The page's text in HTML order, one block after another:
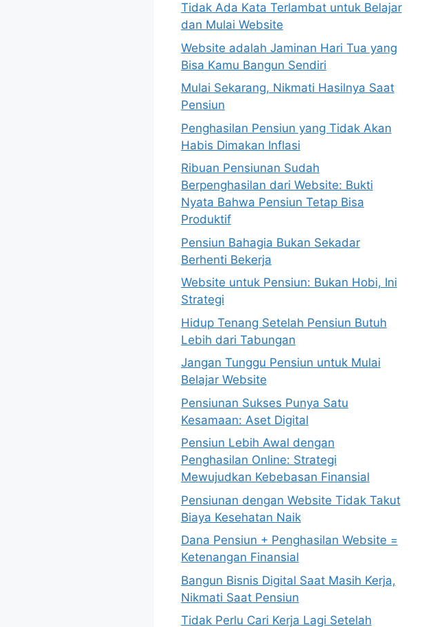
Tidak Ada Kata Terlambat untuk Belajar
dan Mulai Website
Website adalah Jaminan Hari Tua yang
Bisa Kamu Bangun Sendiri
Mulai Sekarang, Nikmati Hasilnya Saat
Pensiun
Penghasilan Pensiun yang Tidak Akan
Habis Dimakan Inflasi
Ribuan Pensiunan Sudah
Berpenghasilan dari Website: Bukti
Nyata Bahwa Pensiun Tetap Bisa
Produktif
Pensiun Bahagia Bukan Sekadar
Berhenti Bekerja
Website untuk Pensiun: Bukan Hobi, Ini
Strategi
Hidup Tenang Setelah Pensiun Butuh
Lebih dari Tabungan
Jangan Tunggu Pensiun untuk Mulai
Belajar Website
Pensiunan Sukses Punya Satu
Kesamaan: Aset Digital
Pensiun Lebih Awal dengan
Penghasilan Online: Strategi
Mewujudkan Kebebasan Finansial
Pensiunan dengan Website Tidak Takut
Biaya Kesehatan Naik
Dana Pensiun + Penghasilan Website =
Ketenangan Finansial
Bangun Bisnis Digital Saat Masih Kerja,
Nikmati Saat Pensiun
Tidak Perlu Cari Kerja Lagi Setelah